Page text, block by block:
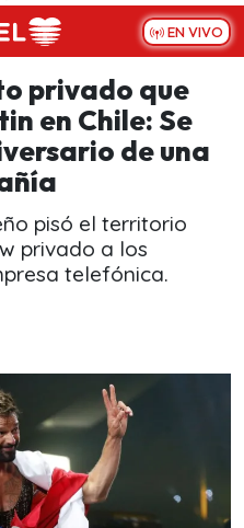
EN VIVO
privado que
en Chile: Se
de una
pisó el territorio
privado a los
telefónica.